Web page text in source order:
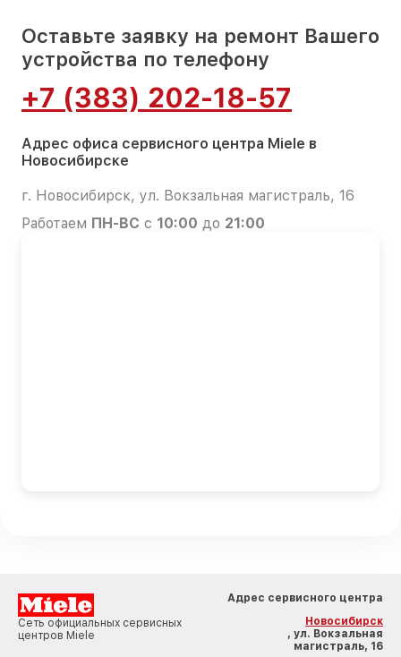
Оставьте заявку на ремонт Вашего
устройства по телефону
+7 (383) 202-18-57
Адрес офиса сервисного центра Miele в
Новосибирске
г. Новосибирск, ул. Вокзальная магистраль, 16
Работаем ПН-ВС с 10:00 до 21:00
Сеть официальных сервисных
центров Miele
Адрес сервисного центра
Новосибирск
, ул. Вокзальная
магистраль, 16